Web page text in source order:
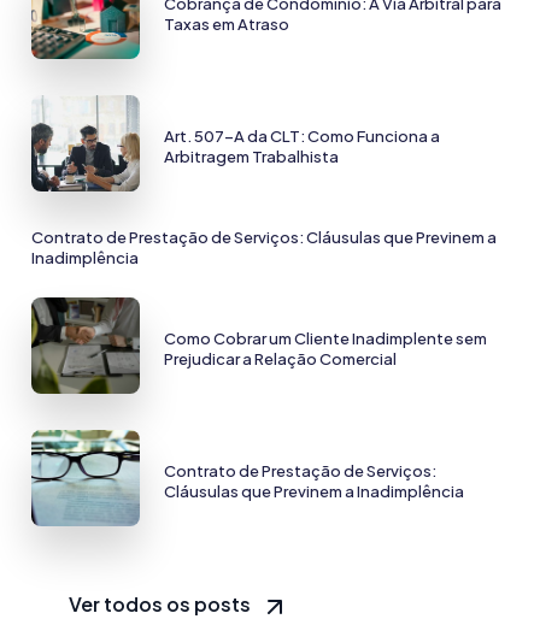
Cobrança de Condomínio: A Via Arbitral para
Taxas em Atraso
Art. 507-A da CLT: Como Funciona a
Arbitragem Trabalhista
Contrato de Prestação de Serviços: Cláusulas que Previnem a
Inadimplência
Como Cobrar um Cliente Inadimplente sem
Prejudicar a Relação Comercial
Contrato de Prestação de Serviços:
Cláusulas que Previnem a Inadimplência
Ver todos os posts